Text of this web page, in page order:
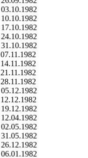
03.10.1982
10.10.1982
17.10.1982
24.10.1982
31.10.1982
07.11.1982
14.11.1982
21.11.1982
28.11.1982
05.12.1982
12.12.1982
19.12.1982
12.04.1982
02.05.1982
31.05.1982
26.12.1982
06.01.1982